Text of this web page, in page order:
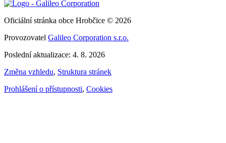
Oficiální stránka obce Hrobčice © 2026
Provozovatel Galileo Corporation s.r.o.
Poslední aktualizace: 4. 8. 2026
Změna vzhledu, Struktura stránek
Prohlášení o přístupnosti, Cookies